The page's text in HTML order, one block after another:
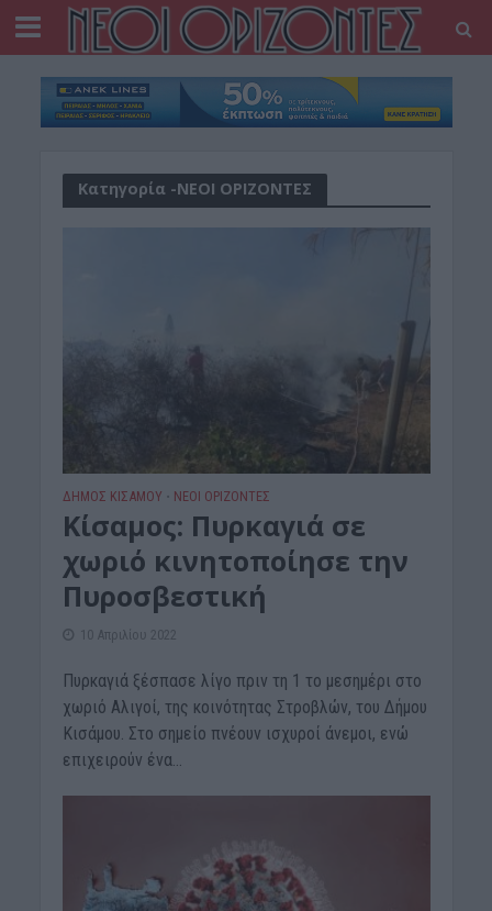
Κατηγορία -ΝΕΟΙ ΟΡΙΖΟΝΤΕΣ
ΔΉΜΟΣ ΚΙΣΆΜΟΥ • ΝΕΟΙ ΟΡΙΖΟΝΤΕΣ
Κίσαμος: Πυρκαγιά σε
χωριό κινητοποίησε την
Πυροσβεστική
10 Απριλίου 2022
Πυρκαγιά ξέσπασε λίγο πριν τη 1 το μεσημέρι στο
χωριό Αλιγοί, της κοινότητας Στροβλών, του Δήμου
Κισάμου. Στο σημείο πνέουν ισχυροί άνεμοι, ενώ
επιχειρούν ένα...